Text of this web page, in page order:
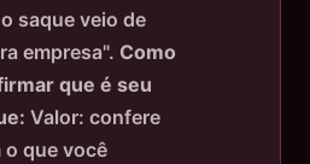
saque veio de
empresa". Como
que é seu
Valor: confere
o que você